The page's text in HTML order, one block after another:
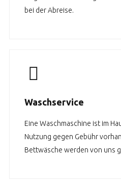
bei der Abreise.
Waschservice
Eine Waschmaschine ist im
Nutzung gegen Gebühr
Bettwäsche werden von uns